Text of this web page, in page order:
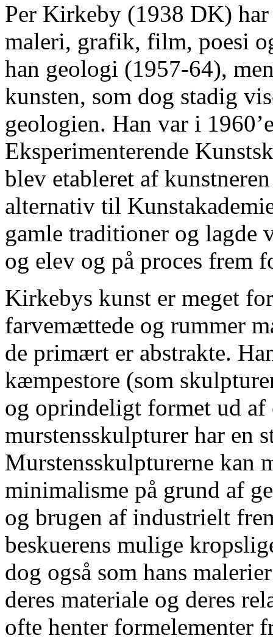
Per Kirkeby (1938 DK) har
maleri, grafik, film, poesi
han geologi (1957-64),
kunsten, som dog stadig
geologien. Han var i
Eksperimenterende
blev etableret af
alternativ til
gamle traditioner og lagde
og elev og på proces frem
Kirkebys kunst er meget
farvemættede og rummer
de primært er abstrakte.
kæmpestore (som
og oprindeligt formet ud af
murstensskulpturer har en
Murstensskulpturerne kan
minimalisme på grund af
og brugen af industrielt
beskuerens mulige
dog også som hans
deres materiale og deres
ofte henter formelementer